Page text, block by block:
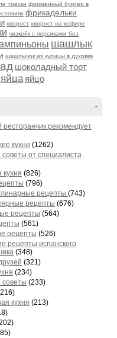
трески фирменный бургер в
фрикадельки
хворост хворост на кефире
чизкейк с персиками без
шашлык
шашлычок из курицы в духовке
шоколадный торт
яйца яйцо
-
ресторанчик рекомендует
кухни (1262)
от специалиста
кухня (826)
(796)
рецепты (743)
рецепты (676)
рецепты (564)
(561)
рецепты (526)
рецепты испанского
(348)
(321)
(234)
(233)
кухня (213)